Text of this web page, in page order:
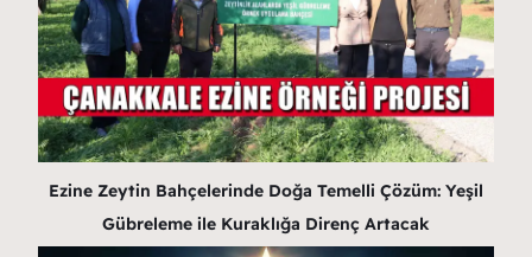
Ezine Zeytin Bahçelerinde Doğa Temelli Çözüm: Yeşil
Gübreleme ile Kuraklığa Direnç Artacak